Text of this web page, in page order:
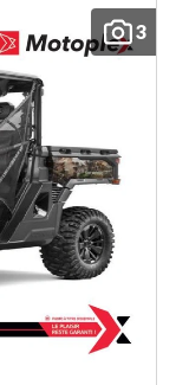
3